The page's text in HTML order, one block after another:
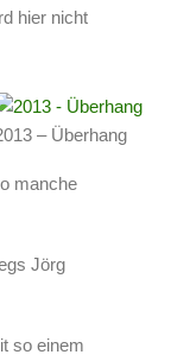
hier nicht
– Überhang
manche
Jörg
so einem